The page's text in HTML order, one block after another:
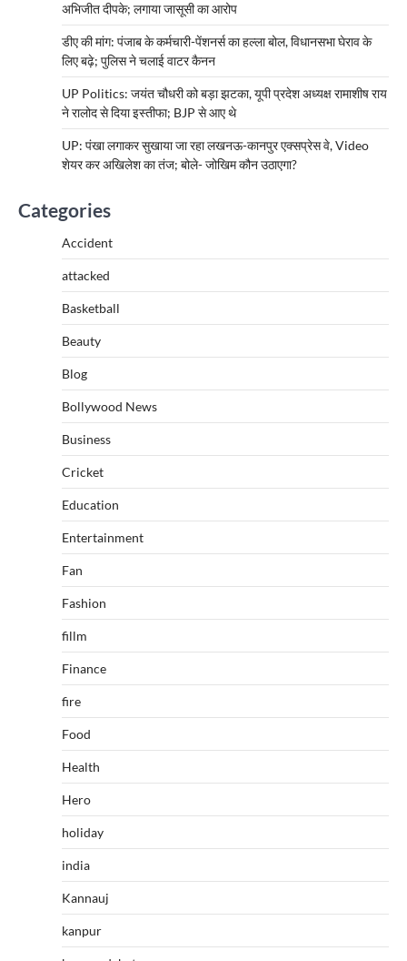
अभिजीत दीपके; लगाया जासूसी का आरोप
डीए की मांग: पंजाब के कर्मचारी-पेंशनर्स का हल्ला बोल, विधानसभा घेराव के
लिए बढ़े; पुलिस ने चलाई वाटर कैनन
UP Politics: जयंत चौधरी को बड़ा झटका, यूपी प्रदेश अध्यक्ष रामाशीष राय
ने रालोद से दिया इस्तीफा; BJP से आए थे
UP: पंखा लगाकर सुखाया जा रहा लखनऊ-कानपुर एक्सप्रेस वे, Video
शेयर कर अखिलेश का तंज; बोले- जोखिम कौन उठाएगा?
Categories
Accident
attacked
Basketball
Beauty
Blog
Bollywood News
Business
Cricket
Education
Entertainment
Fan
Fashion
fillm
Finance
fire
Food
Health
Hero
holiday
india
Kannauj
kanpur